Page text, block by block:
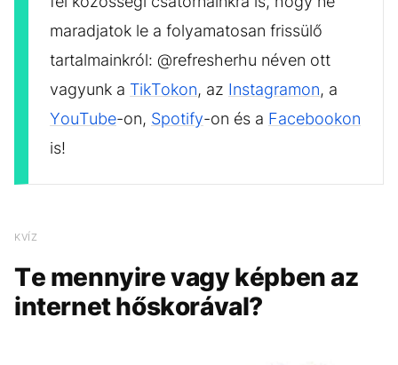
maradjatok le a folyamatosan frissülő
tartalmainkról: @refresherhu néven ott
vagyunk a TikTokon, az Instagramon, a
YouTube-on, Spotify-on és a Facebookon
is!
KVÍZ
Te mennyire vagy képben az
internet hőskorával?